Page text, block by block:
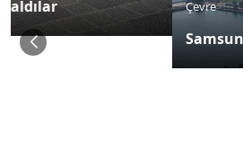
Çevre
Samsun’da puslu hava